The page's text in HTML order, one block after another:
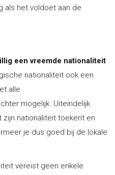
als het voldoet aan de
een vreemde nationaliteit
nationaliteit ook een
alle
mogelijk. Uiteindelijk
zijn nationaliteit toekent en
je dus goed bij de lokale
vereist geen enkele